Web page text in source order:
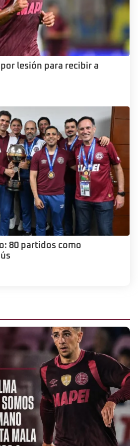
lesión para recibir a
80 partidos como